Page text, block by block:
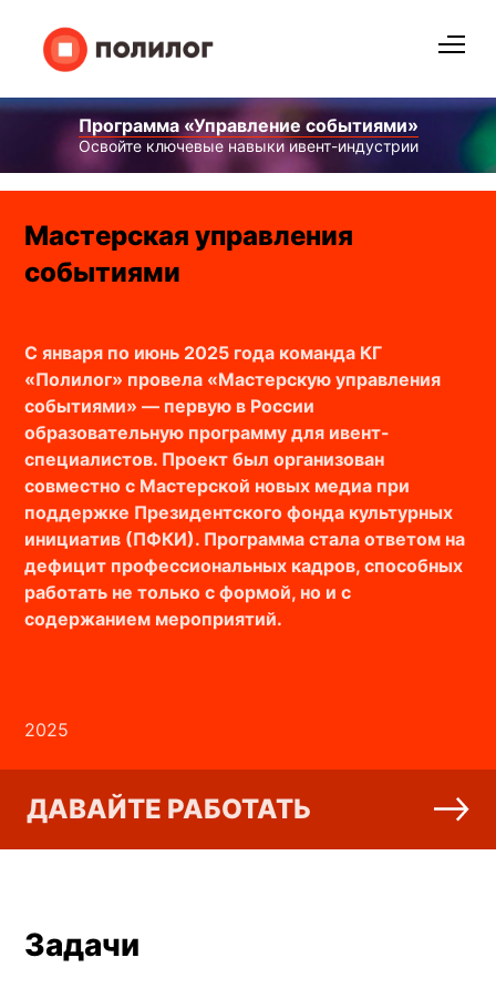
Программа «Управление событиями»
Освойте ключевые навыки ивент-индустрии
Мастерская управления
событиями
С января по июнь 2025 года команда КГ
«Полилог» провела «Мастерскую управления
событиями» — первую в России
образовательную программу для ивент-
специалистов. Проект был организован
совместно с Мастерской новых медиа при
поддержке Президентского фонда культурных
инициатив (ПФКИ). Программа стала ответом на
дефицит профессиональных кадров, способных
работать не только с формой, но и с
содержанием мероприятий.
2025
ДАВАЙТЕ РАБОТАТЬ
Задачи